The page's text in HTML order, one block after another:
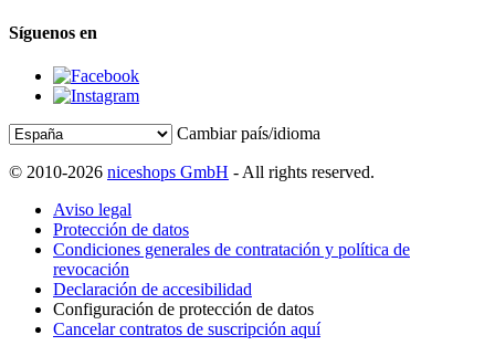
Síguenos en
Cambiar país/idioma
© 2010-2026 niceshops GmbH - All rights reserved.
Aviso legal
Protección de datos
Condiciones generales de contratación y política de
revocación
Declaración de accesibilidad
Configuración de protección de datos
Cancelar contratos de suscripción aquí